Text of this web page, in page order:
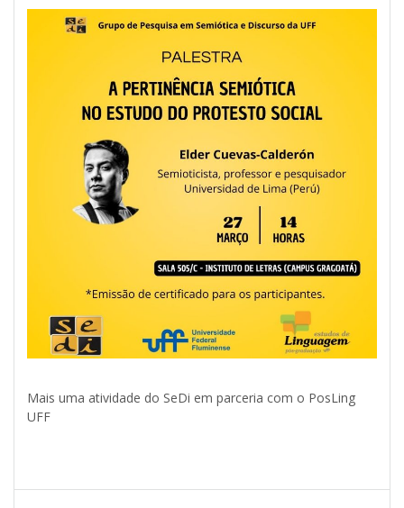
Mais uma atividade do SeDi em parceria com o PosLing
UFF